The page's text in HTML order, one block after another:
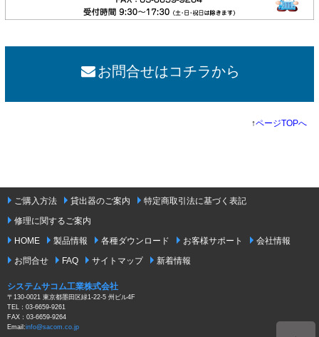
お問合せはコチラから
↑ページTOPへ
ご購入方法 貸出器のご案内
特定商取引法に基づく表記
修理に関するご案内
HOME
製品情報 各種ダウンロード お客様サポート
会社情報
お問合せ
FAQ サイトマップ 新着情報
システムサコム工業株式会社
〒130-0021 東京都墨田区緑1-22-5 州ビル4F
TEL：03-6659-9261
FAX：03-6659-9264
Email:info@sacom.co.jp